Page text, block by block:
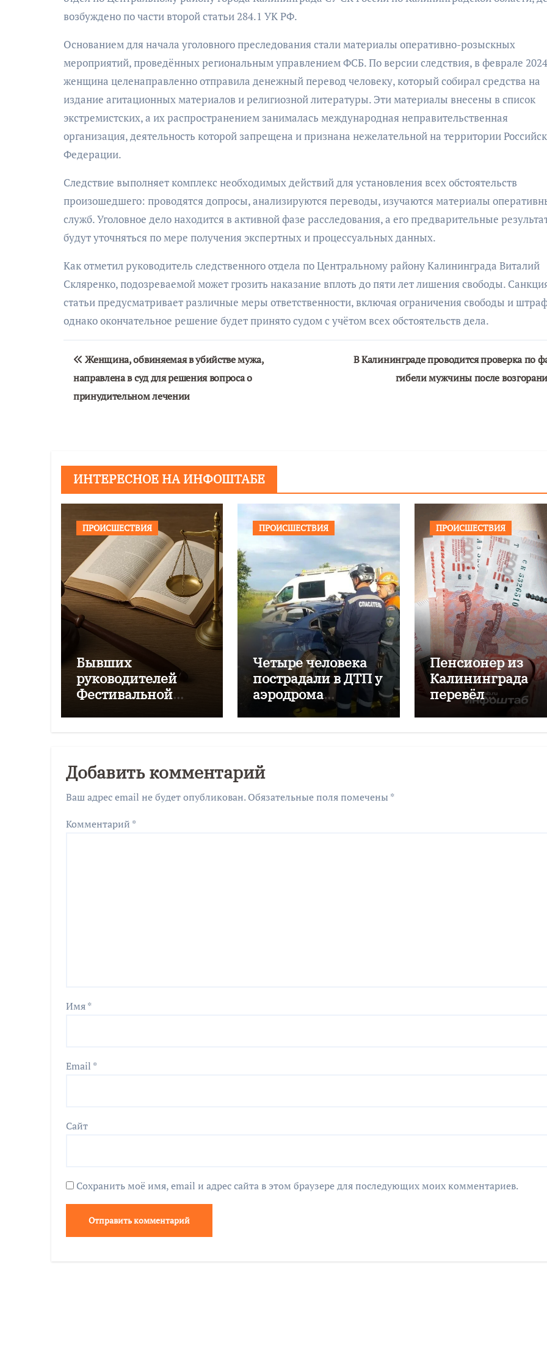
возбуждено по части второй статьи 284.1 УК РФ.
Основанием для начала уголовного преследования стали материалы оперативно-розыскных
мероприятий, проведённых региональным управлением ФСБ. По версии следствия, в феврале
женщина целенаправленно отправила денежный перевод человеку, который собирал средства на
издание агитационных материалов и религиозной литературы. Эти материалы внесены в список
экстремистских, а их распространением занималась международная неправительственная
организация, деятельность которой запрещена и признана нежелательной на территории
Федерации.
Следствие выполняет комплекс необходимых действий для установления всех обстоятельств
произошедшего: проводятся допросы, анализируются переводы, изучаются материалы
служб. Уголовное дело находится в активной фазе расследования, а его предварительные
будут уточняться по мере получения экспертных и процессуальных данных.
Как отметил руководитель следственного отдела по Центральному району Калининграда Виталий
Скляренко, подозреваемой может грозить наказание вплоть до пяти лет лишения свободы.
статьи предусматривает различные меры ответственности, включая ограничения свободы и
однако окончательное решение будет принято судом с учётом всех обстоятельств дела.
Навигация
по
записям
Женщина, обвиняемая в убийстве мужа,
направлена в суд для решения вопроса о
принудительном лечении
В Калининграде проводится проверка по
гибели мужчины после
ИНТЕРЕСНОЕ НА ИНФОШТАБЕ
ПРОИСШЕСТВИЯ
Бывших
руководителей
Фестивальной
ПРОИСШЕСТВИЯ
Четыре человека
пострадали в ДТП у
аэродрома
Чкаловский
ПРОИСШЕСТВИЯ
Пенсионер из
Калининграда
перевёл
мошенникам
Добавить комментарий
Ваш адрес email не будет опубликован. Обязательные поля помечены *
Комментарий *
Имя*
Email *
Сайт
Сохранить моё имя, email и адрес сайта в этом браузере для последующих моих комментариев.